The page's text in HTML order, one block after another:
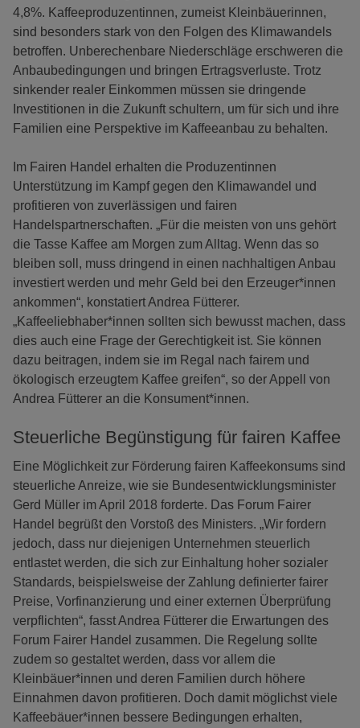
4,8%. Kaffeeproduzentinnen, zumeist Kleinbäuerinnen,
sind besonders stark von den Folgen des Klimawandels
betroffen. Unberechenbare Niederschläge erschweren die
Anbaubedingungen und bringen Ertragsverluste. Trotz
sinkender realer Einkommen müssen sie dringende
Investitionen in die Zukunft schultern, um für sich und ihre
Familien eine Perspektive im Kaffeeanbau zu behalten.
Im Fairen Handel erhalten die Produzentinnen
Unterstützung im Kampf gegen den Klimawandel und
profitieren von zuverlässigen und fairen
Handelspartnerschaften. „Für die meisten von uns gehört
die Tasse Kaffee am Morgen zum Alltag. Wenn das so
bleiben soll, muss dringend in einen nachhaltigen Anbau
investiert werden und mehr Geld bei den Erzeuger*innen
ankommen“, konstatiert Andrea Fütterer.
„Kaffeeliebhaber*innen sollten sich bewusst machen, dass
dies auch eine Frage der Gerechtigkeit ist. Sie können
dazu beitragen, indem sie im Regal nach fairem und
ökologisch erzeugtem Kaffee greifen“, so der Appell von
Andrea Fütterer an die Konsument*innen.
Steuerliche Begünstigung für fairen Kaffee
Eine Möglichkeit zur Förderung fairen Kaffeekonsums sind
steuerliche Anreize, wie sie Bundesentwicklungsminister
Gerd Müller im April 2018 forderte. Das Forum Fairer
Handel begrüßt den Vorstoß des Ministers. „Wir fordern
jedoch, dass nur diejenigen Unternehmen steuerlich
entlastet werden, die sich zur Einhaltung hoher sozialer
Standards, beispielsweise der Zahlung definierter fairer
Preise, Vorfinanzierung und einer externen Überprüfung
verpflichten“, fasst Andrea Fütterer die Erwartungen des
Forum Fairer Handel zusammen. Die Regelung sollte
zudem so gestaltet werden, dass vor allem die
Kleinbäuer*innen und deren Familien durch höhere
Einnahmen davon profitieren. Doch damit möglichst viele
Kaffeebäuer*innen bessere Bedingungen erhalten,